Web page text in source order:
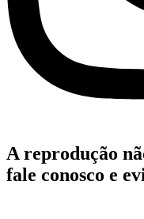
A reprodução
fale conosco e